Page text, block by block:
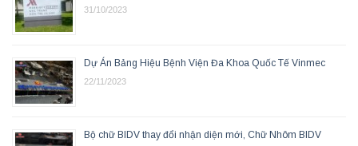
31/10/2023
Dự Án Bảng Hiệu Bệnh Viện Đa Khoa Quốc Tế Vinmec
22/11/2023
Bộ chữ BIDV thay đổi nhận diện mới, Chữ Nhôm BIDV